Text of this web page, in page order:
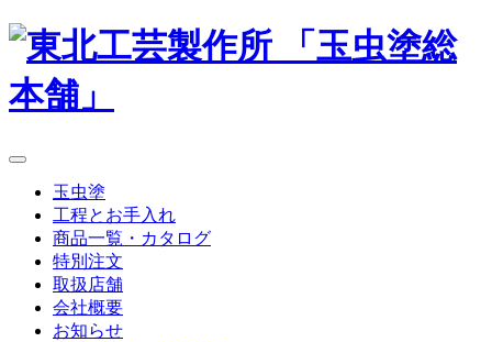
玉虫塗
工程とお手入れ
商品一覧・カタログ
特別注文
取扱店舗
会社概要
お知らせ